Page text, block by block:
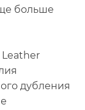
больше
Leather
дубления